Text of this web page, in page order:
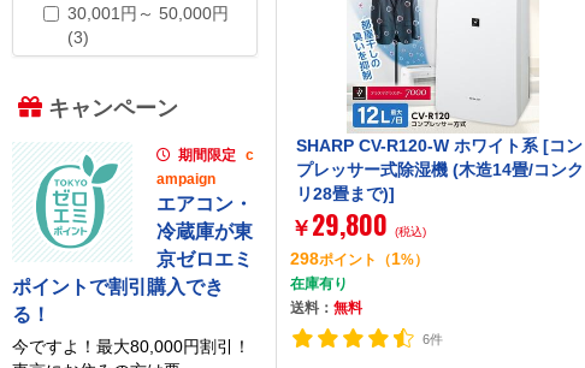
SHARP CV-R120-W ホワイト系 [コン
プレッサー式除湿機 (木造14畳/コンク
リ28畳まで)]
￥ 29,800 (税込)
298ポイント （1%）
在庫有り
送料：無料
6件
30,001円～ 50,000円
(3)
キャンペーン
期間限定 c
ampaign
エアコン・
冷蔵庫が東
京ゼロエミ
ポイントで割引購入でき
る！
今ですよ！最大80,000円割引！